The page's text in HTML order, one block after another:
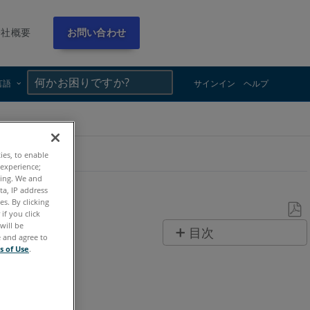
概要 お問い合わせ
語 サインイン ヘルプ
と
目次
to enable
We and
IP address
By clicking
if you click
be
and agree to
of Use.